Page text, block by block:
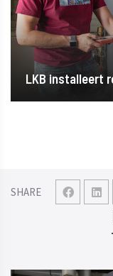
SHARE
LKB installeert